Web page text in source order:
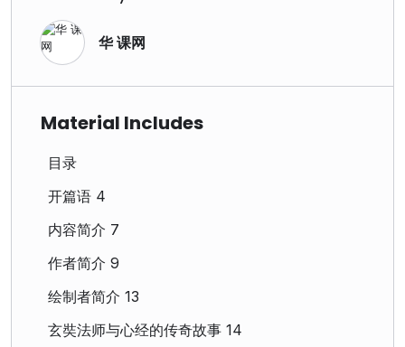
华 课网
Material Includes
目录
开篇语 4
内容简介 7
作者简介 9
绘制者简介 13
玄奘法师与心经的传奇故事 14